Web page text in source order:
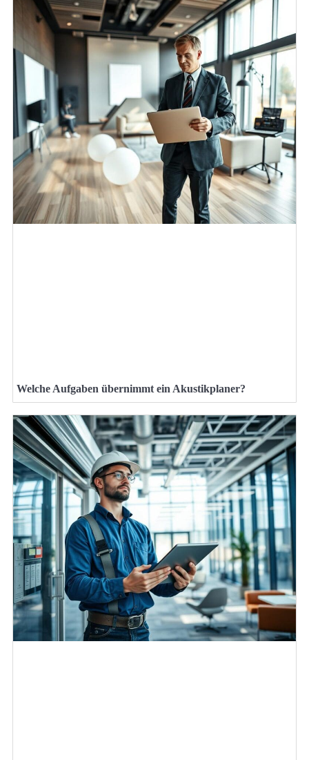
Welche Aufgaben übernimmt ein Akustikplaner?